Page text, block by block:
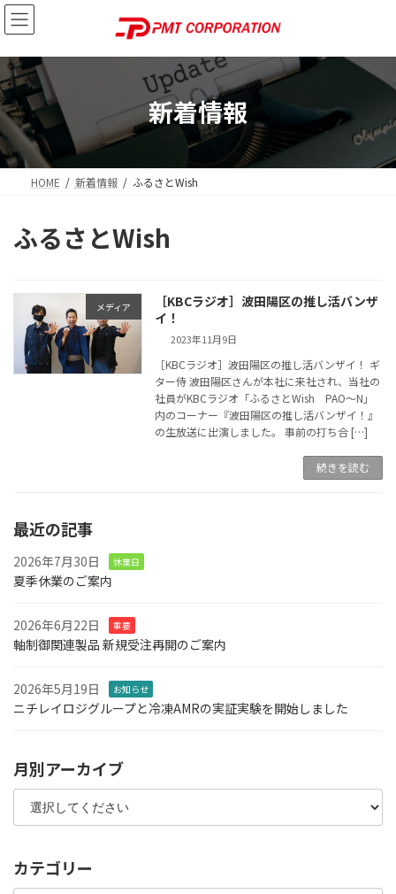
コ
ン
ン
ツ
へ
ス
キ
ッ
プ
ナ
ビ
ー
シ
ョ
ン
に
移
動
新着情報
HOME 新着情報 ふるさとWish
ふるさとWish
メディア
［KBCラジオ］波田陽区の推し活バンザ
イ！
2023年11月9日
［KBCラジオ］波田陽区の推し活バンザイ！ ギ
ター侍 波田陽区さんが本社に来社され、当社の
社員がKBCラジオ「ふるさとWish PAO～N」
内のコーナー『波田陽区の推し活バンザイ！』
の生放送に出演しました。 事前の打ち合 […]
続きを読む
最近の記事
2026年7月30日 休業日
夏季休業のご案内
2026年6月22日 重要
軸制御関連製品 新規受注再開のご案内
2026年5月19日 お知らせ
ニチレイロジグループと冷凍AMRの実証実験を開始しました
月別アーカイブ
カテゴリー